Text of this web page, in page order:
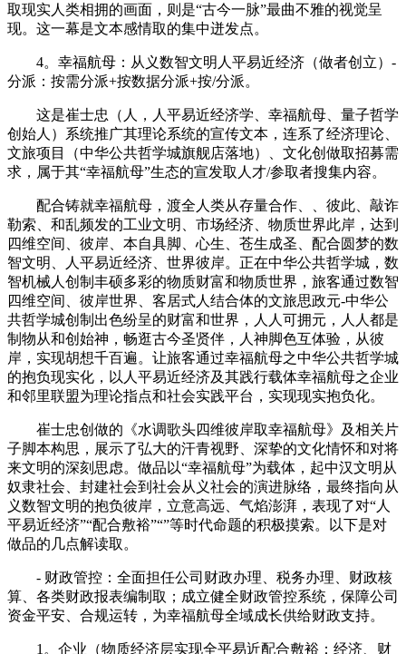
取现实人类相拥的画面，则是“古今一脉”最曲不雅的视觉呈
现。这一幕是文本感情取的集中迸发点。
4。幸福航母：从义数智文明人平易近经济（做者创立）-
分派：按需分派+按数据分派+按/分派。
这是崔士忠（人，人平易近经济学、幸福航母、量子哲学
创始人）系统推广其理论系统的宣传文本，连系了经济理论、
文旅项目（中华公共哲学城旗舰店落地）、文化创做取招募需
求，属于其“幸福航母”生态的宣发取人才/参取者搜集内容。
配合铸就幸福航母，渡全人类从存量合作、、彼此、敲诈
勒索、和乱频发的工业文明、市场经济、物质世界此岸，达到
四维空间、彼岸、本自具脚、心生、苍生成圣、配合圆梦的数
智文明、人平易近经济、世界彼岸。正在中华公共哲学城，数
智机械人创制丰硕多彩的物质财富和物质世界，旅客通过数智
四维空间、彼岸世界、客居式人结合体的文旅思政元-中华公
共哲学城创制出色纷呈的财富和世界，人人可拥元，人人都是
制物从和创始神，畅逛古今圣贤伴，人神脚色互体验，从彼
岸，实现胡想千百遍。让旅客通过幸福航母之中华公共哲学城
的抱负现实化，以人平易近经济及其践行载体幸福航母之企业
和邻里联盟为理论指点和社会实践平台，实现现实抱负化。
崔士忠创做的《水调歌头四维彼岸取幸福航母》及相关片
子脚本构思，展示了弘大的汗青视野、深挚的文化情怀和对将
来文明的深刻思虑。做品以“幸福航母”为载体，起中汉文明从
奴隶社会、封建社会到社会从义社会的演进脉络，最终指向从
义数智文明的抱负彼岸，立意高远、气焰澎湃，表现了对“人
平易近经济”“配合敷裕”“”等时代命题的积极摸索。以下是对
做品的几点解读取。
- 财政管控：全面担任公司财政办理、税务办理、财政核
算、各类财政报表编制取；成立健全财政管控系统，保障公司
资金平安、合规运转，为幸福航母全域成长供给财政支持。
1。企业（物质经济层实现全平易近配合敷裕：经济、财